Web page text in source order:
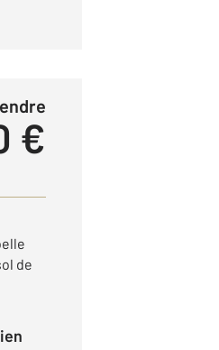
€
de